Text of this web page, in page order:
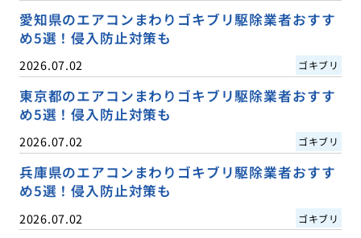
愛知県のエアコンまわりゴキブリ駆除業者おすす
め5選！侵入防止対策も
2026.07.02 ゴキブリ
東京都のエアコンまわりゴキブリ駆除業者おすす
め5選！侵入防止対策も
2026.07.02 ゴキブリ
兵庫県のエアコンまわりゴキブリ駆除業者おすす
め5選！侵入防止対策も
2026.07.02 ゴキブリ